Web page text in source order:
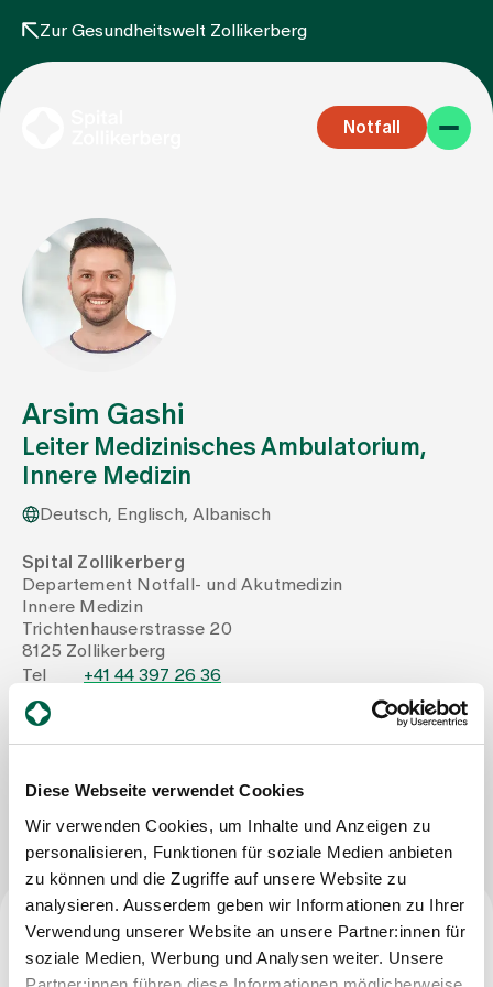
Diese Webseite verwendet Cookies
Wir verwenden Cookies, um Inhalte und Anzeigen zu
personalisieren, Funktionen für soziale Medien anbieten
zu können und die Zugriffe auf unsere Website zu
analysieren. Ausserdem geben wir Informationen zu Ihrer
Verwendung unserer Website an unsere Partner:innen für
soziale Medien, Werbung und Analysen weiter. Unsere
Zur Gesundheitswelt Zollikerberg
Notfall
Fachbereiche
Aufenthalt
Team
Zuweisende
Events
Aktuelles
Jobs & Karriere
Kontakt
Babygalerie
Arsim Gashi
Leiter Medizinisches Ambulatorium,
Innere Medizin
Deutsch, Englisch, Albanisch
Spital Zollikerberg
Departement Notfall- und Akutmedizin
Innere Medizin
Trichtenhauserstrasse 20
8125 Zollikerberg
Tel
+41 44 397 26 36
Mail
Nachricht schreiben
Beruf